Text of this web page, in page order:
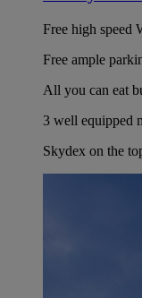
Free high speed
Free ample
All you can eat
3 well equipped
Skydex on the